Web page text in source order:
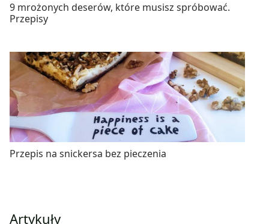
9 mrożonych deserów, które musisz spróbować.
Przepisy
Przepis na snickersa bez pieczenia
Artykuły